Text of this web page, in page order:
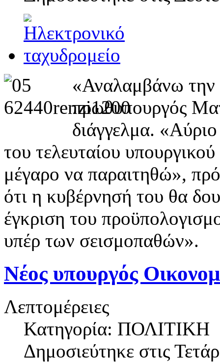
«Αναλαμβάνω την
πρωθυπουργός
διάγγελμα.
του τελευταίου
μέγαρο να παραιτηθώ»,
ότι η κυβέρνησή του θα
έγκριση του
υπέρ των σεισμοπαθών».
Νέος υπουργός
Λεπτομέρειες
Κατηγορία: ΠΟΛΙΤΙΚΗ
Δημοσιεύτηκε στις